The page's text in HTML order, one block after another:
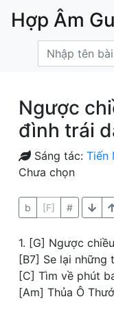
Hợp Âm
Ngược
đình trái
Sáng tác: Tiến
Chưa chọn
b [F] #
1. [G] Ngược
[B7] Se lại những
[C] Tìm về phút
[Am] Thủa Ô